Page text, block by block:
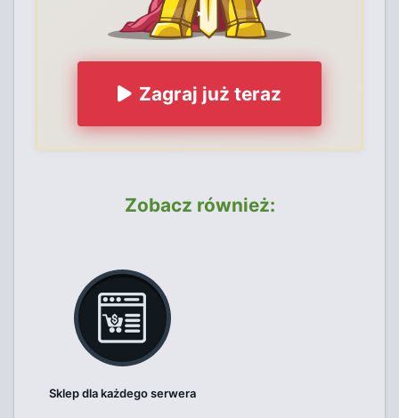
Zagraj już teraz
Zobacz również:
Sklep dla każdego serwera